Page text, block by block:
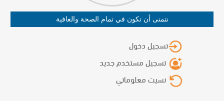
نتمنى أن تكون في تمام الصحة والعافية
تسجيل دخول
تسجيل مستخدم جديد
نسيت معلوماتي